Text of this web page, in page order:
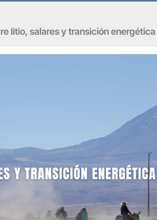
litio, salares y transición